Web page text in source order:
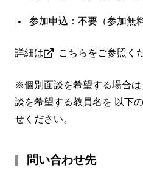
参加申込：不要（参加無料
詳細は こちら をご参照く
※個別面談を希望する場合
談を希望する教員名を 以下
せください。
問い合わせ先